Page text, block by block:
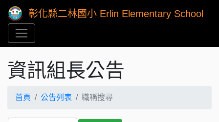
彰化縣二林國小 Erlin Elementary School
資訊組長公告
首頁 公告列表 職稱搜尋